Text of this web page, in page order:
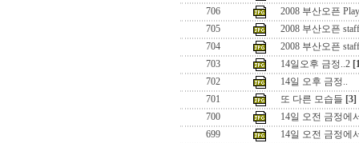
706
2008 부산오픈
705
2008 부산오픈
704
2008 부산오픈
703
14일오후 금정..2
702
14일 오후 금정..
701
또 다른 모습들 [3]
700
14일 오전 금정에
699
14일 오전 금정에